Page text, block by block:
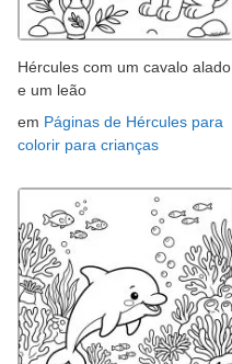
Hércules com um cavalo alado
e um leão
em Páginas de Hércules para
colorir para crianças